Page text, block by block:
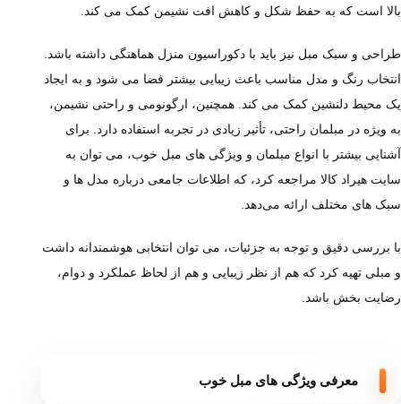
بالا است که به حفظ شکل و کاهش افت نشیمن کمک می کند.
طراحی و سبک مبل نیز باید با دکوراسیون منزل هماهنگی داشته باشد.
انتخاب رنگ و مدل مناسب باعث زیبایی بیشتر فضا می ‌شود و به ایجاد
یک محیط دلنشین کمک می کند. همچنین، ارگونومی و راحتی نشیمن،
به ویژه در مبلمان راحتی، تأثیر زیادی در تجربه استفاده دارد. برای
آشنایی بیشتر با انواع مبلمان و ویژگی‌ های مبل خوب، می‌ توان به
سایت هیراد کالا مراجعه کرد، که اطلاعات جامعی درباره مدل‌ ها و
سبک‌ های مختلف ارائه می‌دهد.
با بررسی دقیق و توجه به جزئیات، می‌ توان انتخابی هوشمندانه داشت
و مبلی تهیه کرد که هم از نظر زیبایی و هم از لحاظ عملکرد و دوام،
رضایت‌ بخش باشد.
معرفی ویژگی‌ های مبل خوب